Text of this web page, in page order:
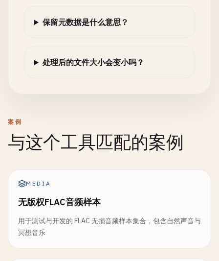
保留元数据是什么意思？
处理后的文件大小会变小吗？
案例
与这个工具匹配的案例
MEDIA
无版权FLAC音频样本
用于测试与开发的 FLAC 无损音频样本集合，包含自然声音与
冥想音乐